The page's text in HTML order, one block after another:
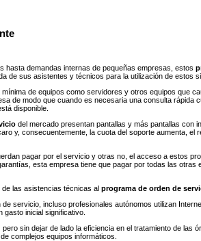
hasta demandas internas de pequeñas empresas, estos
de sus asistentes y técnicos para la utilización de estos
de equipos como servidores y otros equipos que
de modo que cuando es necesaria una consulta
disponible.
del mercado presentan pantallas y más pantallas con
y, consecuentemente, la cuota del soporte aumenta,
pagar por el servicio y otras no, el acceso a estos
esta empresa tiene que pagar por todas las
de las asistencias técnicas alprograma de orden de
servicio, incluso profesionales autónomos utilizan
inicial significativo.
sin dejar de lado la eficiencia en el tratamiento de
complejos equipos informáticos.